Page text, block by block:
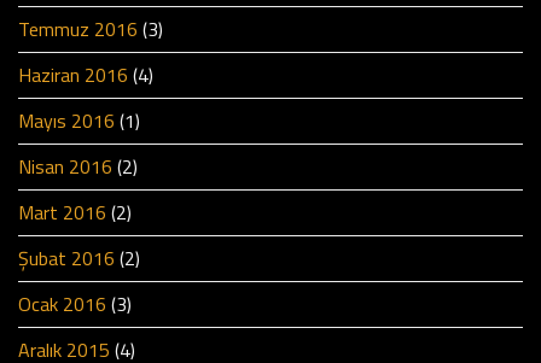
Temmuz 2016 (3)
Haziran 2016 (4)
Mayıs 2016 (1)
Nisan 2016 (2)
Mart 2016 (2)
Şubat 2016 (2)
Ocak 2016 (3)
Aralık 2015 (4)